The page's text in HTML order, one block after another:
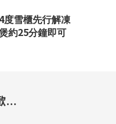
4度雪櫃先行解凍
約25分鐘即可
...